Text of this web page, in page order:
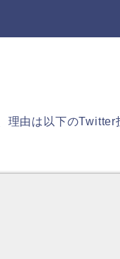
理由は以下のTwitter